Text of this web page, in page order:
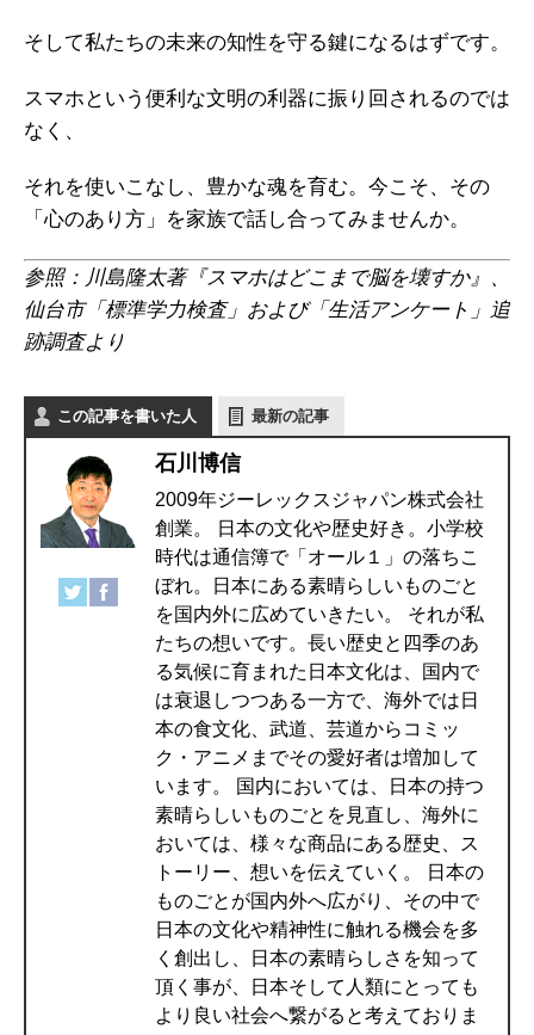
そして私たちの未来の知性を守る鍵になるはずです。
スマホという便利な文明の利器に振り回されるのでは
なく、
それを使いこなし、豊かな魂を育む。今こそ、その
「心のあり方」を家族で話し合ってみませんか。
参照：川島隆太著『スマホはどこまで脳を壊すか』、
仙台市「標準学力検査」および「生活アンケート」追
跡調査より
この記事を書いた人 最新の記事
石川博信
2009年ジーレックスジャパン株式会社
創業。 日本の文化や歴史好き。小学校
時代は通信簿で「オール１」の落ちこ
ぼれ。日本にある素晴らしいものごと
を国内外に広めていきたい。 それが私
たちの想いです。長い歴史と四季のあ
る気候に育まれた日本文化は、国内で
は衰退しつつある一方で、海外では日
本の食文化、武道、芸道からコミッ
ク・アニメまでその愛好者は増加して
います。 国内においては、日本の持つ
素晴らしいものごとを見直し、海外に
おいては、様々な商品にある歴史、ス
トーリー、想いを伝えていく。 日本の
ものごとが国内外へ広がり、その中で
日本の文化や精神性に触れる機会を多
く創出し、日本の素晴らしさを知って
頂く事が、日本そして人類にとっても
より良い社会へ繋がると考えておりま